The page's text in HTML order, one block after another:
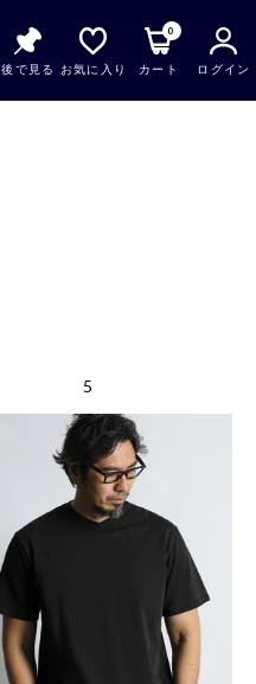
後で見る お気に入り
0
カート ログイン